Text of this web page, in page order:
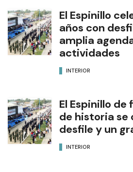
El Espinillo
años con
amplia
actividades
INTERIOR
El Espinillo de
de historia se
desfile y un
INTERIOR